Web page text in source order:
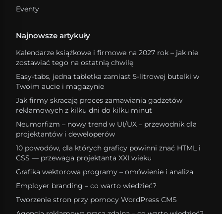
Eventy
Najnowsze artykuły
Kalendarze książkowe i firmowe na 2027 rok – jak nie
zostawiać tego na ostatnią chwilę
Easy-tabs, jedna tabletka zamiast 5-litrowej butelki w
Twoim aucie i magazynie
Jak firmy skracają proces zamawiania gadżetów
reklamowych z kilku dni do kilku minut
Neumorfizm – nowy trend w UI/UX – przewodnik dla
projektantów i deweloperów
10 powodów, dla których graficy powinni znać HTML i
CSS — przewaga projektanta XXI wieku
Grafika wektorowa programy – omówienie i analiza
Employer branding – co warto wiedzieć?
Tworzenie stron przy pomocy WordPress CMS